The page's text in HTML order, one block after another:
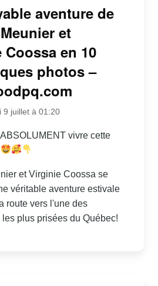
aventure de
et
en 10
photos –
9 juillet à 01:20
vivre cette
et Virginie Coossa se
véritable aventure estivale
route vers l'une des
plus prisées du Québec!